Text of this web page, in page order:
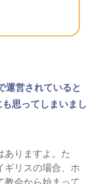
営されていると
思ってしまいまし
ありますよ。た
ギリスの場合、ホ